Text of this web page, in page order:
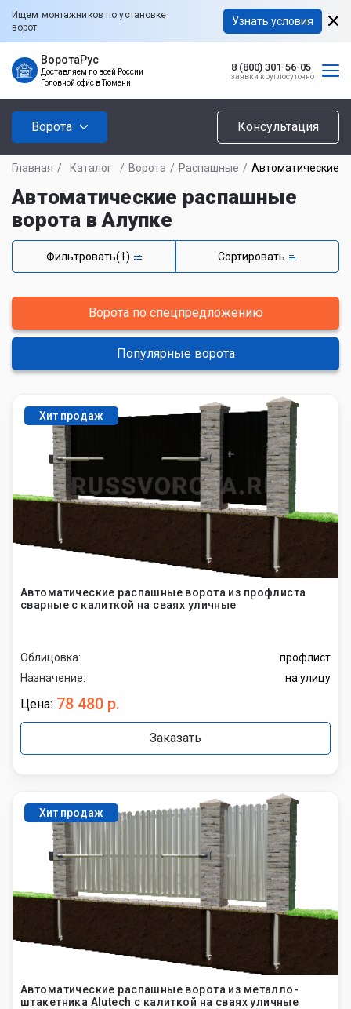
Ищем монтажников по установке
ворот
Узнать условия
ВоротаРус
Доставляем по всей России
Головной офис в Тюмени
8 (800) 301-56-05
заявки круглосуточно
Ворота Консультация
Главная / Каталог / Ворота / Распашные / Автоматические
Автоматические распашные
ворота в Алупке
Фильтровать(1) Сортировать
Ворота по спецпредложению
Популярные ворота
Хит продаж
Автоматические распашные ворота из профлиста
сварные с калиткой на сваях уличные
Облицовка:
профлист
Назначение:
на улицу
Цена: 78 480 р.
Заказать
Хит продаж
Автоматические распашные ворота из металло-
штакетника Alutech с калиткой на сваях уличные